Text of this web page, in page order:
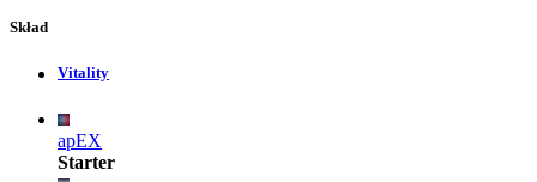
Skład
Vitality
apEX
Starter